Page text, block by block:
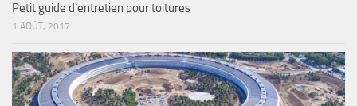
Petit guide d’entretien pour toitures
1 AOÛT, 2017